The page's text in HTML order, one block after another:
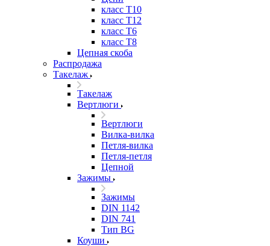
класс Т10
класс Т12
класс Т6
класс Т8
Цепная скоба
Распродажа
Такелаж
Такелаж
Вертлюги
Вертлюги
Вилка-вилка
Петля-вилка
Петля-петля
Цепной
Зажимы
Зажимы
DIN 1142
DIN 741
Тип BG
Коуши